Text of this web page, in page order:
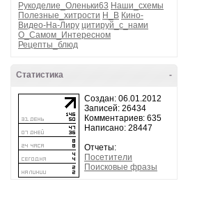
Рукоделие_Оленьки63 Наши_схемы
Полезные_хитрости H_B Кино-
Видео-На-Лиру цитируй_с_нами
О_Самом_Интересном
Рецепты_блюд
-
Статистика
Создан: 06.01.2012
Записей: 26434
Комментариев: 635
Написано: 28447
Отчеты:
Посетители
Поисковые фразы